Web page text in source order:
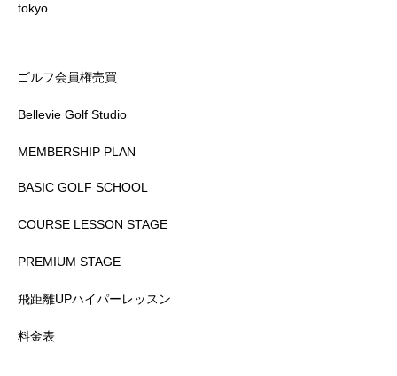
tokyo
ゴルフ会員権売買
Bellevie Golf Studio
MEMBERSHIP PLAN
BASIC GOLF SCHOOL
COURSE LESSON STAGE
PREMIUM STAGE
飛距離UPハイパーレッスン
料金表